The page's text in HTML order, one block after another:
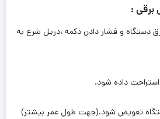
برقی :
دستگاه و فشار دادن دکمه ،دریل شرع به
داده شود.
تعویض شود.(جهت طول عمر بیشتر)